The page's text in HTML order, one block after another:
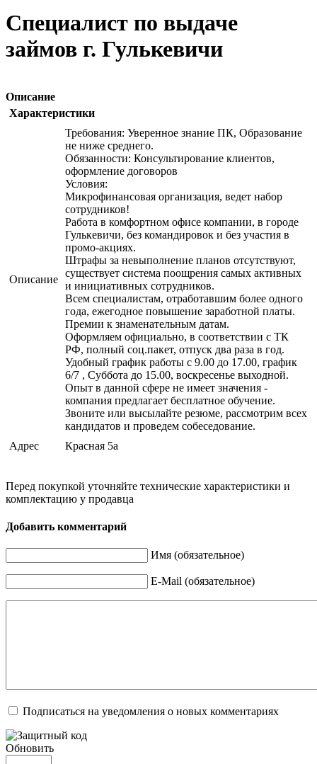
Специалист по выдаче
займов г. Гулькевичи
Описание
Характеристики
Описание
Требования: Уверенное знание ПК, Образование
не ниже среднего.
Обязанности: Консультирование клиентов,
оформление договоров
Условия:
Микрофинансовая организация, ведет набор
сотрудников!
Работа в комфортном офисе компании, в городе
Гулькевичи, без командировок и без участия в
промо-акциях.
Штрафы за невыполнение планов отсутствуют,
существует система поощрения самых активных
и инициативных сотрудников.
Всем специалистам, отработавшим более одного
года, ежегодное повышение заработной платы.
Премии к знаменательным датам.
Оформляем официально, в соответствии с ТК
РФ, полный соц.пакет, отпуск два раза в год.
Удобный график работы с 9.00 до 17.00, график
6/7 , Суббота до 15.00, воскресенье выходной.
Опыт в данной сфере не имеет значения -
компания предлагает бесплатное обучение.
Звоните или высылайте резюме, рассмотрим всех
кандидатов и проведем собеседование.
Адрес
Красная 5а
Перед покупкой уточняйте технические характеристики и
комплектацию у продавца
Добавить комментарий
Имя (обязательное)
E-Mail (обязательное)
Подписаться на уведомления о новых комментариях
Обновить